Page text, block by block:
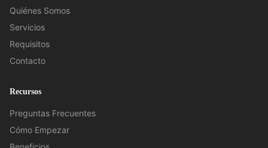
Quiénes Somos
Servicios
Requisitos
Contacto
Recursos
Preguntas Frecuentes
Cómo Empezar